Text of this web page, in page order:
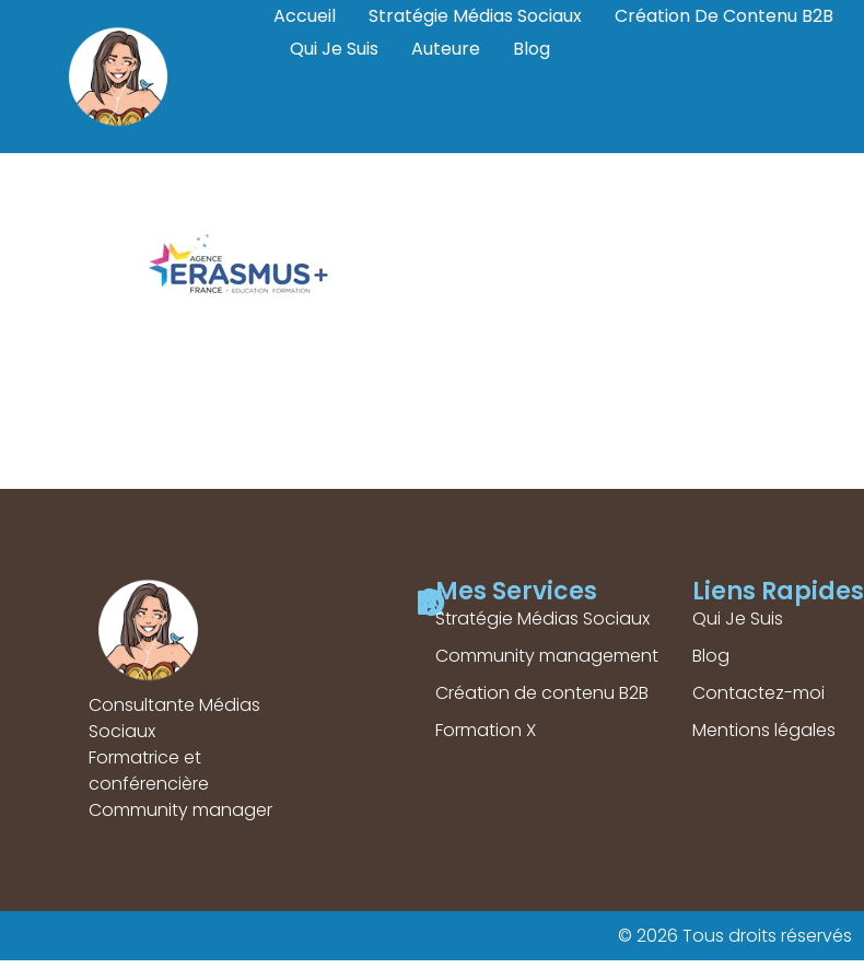
Accueil Stratégie Médias Sociaux Création De Contenu B2B
Qui Je Suis
Auteure Blog
erasmus
Consultante Médias
Sociaux
Formatrice et
conférencière
Community manager
Mes Services
Stratégie Médias Sociaux
Community management
Création de contenu B2B
Formation X
Liens Rapides
Qui Je Suis
Blog
Contactez-moi
Mentions légales
© 2026 Tous droits réservés